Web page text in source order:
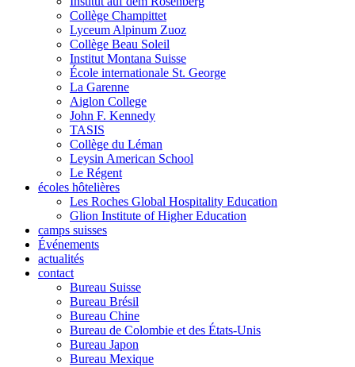
Collège Champittet
Lyceum Alpinum Zuoz
Collège Beau Soleil
Institut Montana Suisse
École internationale St. George
La Garenne
Aiglon College
John F. Kennedy
TASIS
Collège du Léman
Leysin American School
Le Régent
écoles hôtelières
Les Roches Global Hospitality Education
Glion Institute of Higher Education
camps suisses
Événements
actualités
contact
Bureau Suisse
Bureau Brésil
Bureau Chine
Bureau de Colombie et des États-Unis
Bureau Japon
Bureau Mexique